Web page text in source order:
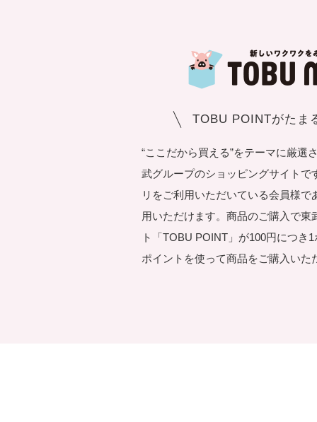
TOBU POINTがたま
“ここだから買える”をテーマに厳選
武グループのショッピングサイトで
リをご利用いただいている会員様で
用いただけます。商品のご購入で東
ト「TOBU POINT」が100円につき
ポイントを使って商品をご購入いた